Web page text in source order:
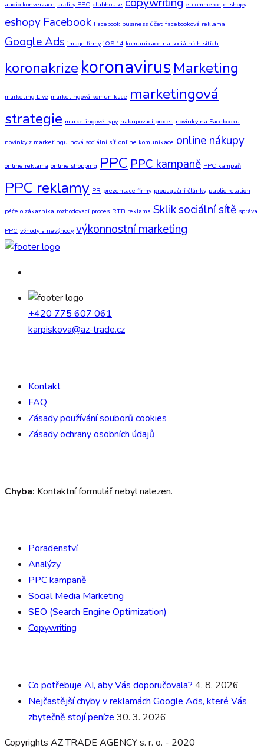
audio konverzace audity PPC clubhouse e-commerce e-shopy
eshopy Facebook Facebook business účet facebooková reklama
Google Ads image firmy iOS 14 komunikace na sociálních sítích
koronakrize koronavirus Marketing
marketing Live marketingová komunikace marketingová
strategie marketingové typy nakupovací proces novinky na Facebooku
novinky z marketingu nová sociální síť online komunikace online nákupy
online reklama online shopping PPC PPC kampaně PPC kampaň
PPC reklamy PR prezentace firmy propagační články public relation
péče o zákazníka rozhodovací proces RTB reklama Skliksociální sítě správa
PPC výhody a nevýhody výkonnostní marketing
+420 775 607 061
karpiskova@az-trade.cz
Kontakt
FAQ
Zásady používání souborů cookies
Zásady ochrany osobních údajů
Chyba: Kontaktní formulář nebyl nalezen.
Poradenství
Analýzy
PPC kampaně
Social Media Marketing
SEO (Search Engine Optimization)
Copywriting
Co potřebuje AI, aby Vás doporučovala? 4. 8. 2026
Nejčastější chyby v reklamách Google Ads, které Vás
zbytečně stojí peníze 30. 3. 2026
Copyrights AZ TRADE AGENCY s. r. o. - 2020